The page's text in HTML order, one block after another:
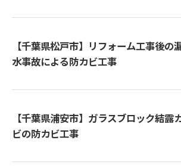
【千葉県松戸市】リフォーム工事後の
水事故による防カビ工事
【千葉県浦安市】ガラスブロック結露
ビの防カビ工事